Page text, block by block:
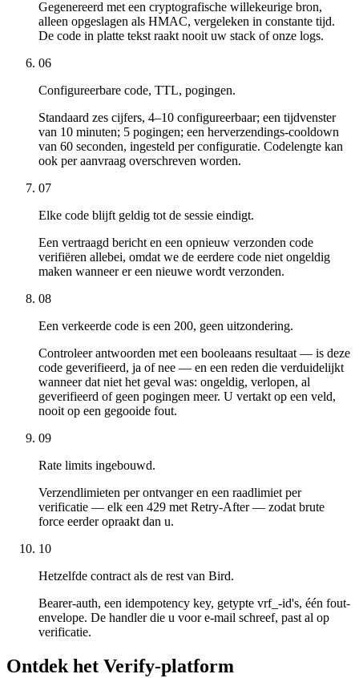
Gegenereerd met een cryptografische willekeurige bron,
alleen opgeslagen als HMAC, vergeleken in constante tijd.
De code in platte tekst raakt nooit uw stack of onze logs.
06
Configureerbare code, TTL, pogingen.
Standaard zes cijfers, 4–10 configureerbaar; een tijdvenster
van 10 minuten; 5 pogingen; een herverzendings-cooldown
van 60 seconden, ingesteld per configuratie. Codelengte kan
ook per aanvraag overschreven worden.
07
Elke code blijft geldig tot de sessie eindigt.
Een vertraagd bericht en een opnieuw verzonden code
verifiëren allebei, omdat we de eerdere code niet ongeldig
maken wanneer er een nieuwe wordt verzonden.
08
Een verkeerde code is een 200, geen uitzondering.
Controleer antwoorden met een booleaans resultaat — is deze
code geverifieerd, ja of nee — en een reden die verduidelijkt
wanneer dat niet het geval was: ongeldig, verlopen, al
geverifieerd of geen pogingen meer. U vertakt op een veld,
nooit op een gegooide fout.
09
Rate limits ingebouwd.
Verzendlimieten per ontvanger en een raadlimiet per
verificatie — elk een 429 met Retry-After — zodat brute
force eerder opraakt dan u.
10
Hetzelfde contract als de rest van Bird.
Bearer-auth, een idempotency key, getypte vrf_-id's, één fout-
envelope. De handler die u voor e-mail schreef, past al op
verificatie.
Ontdek het Verify-platform